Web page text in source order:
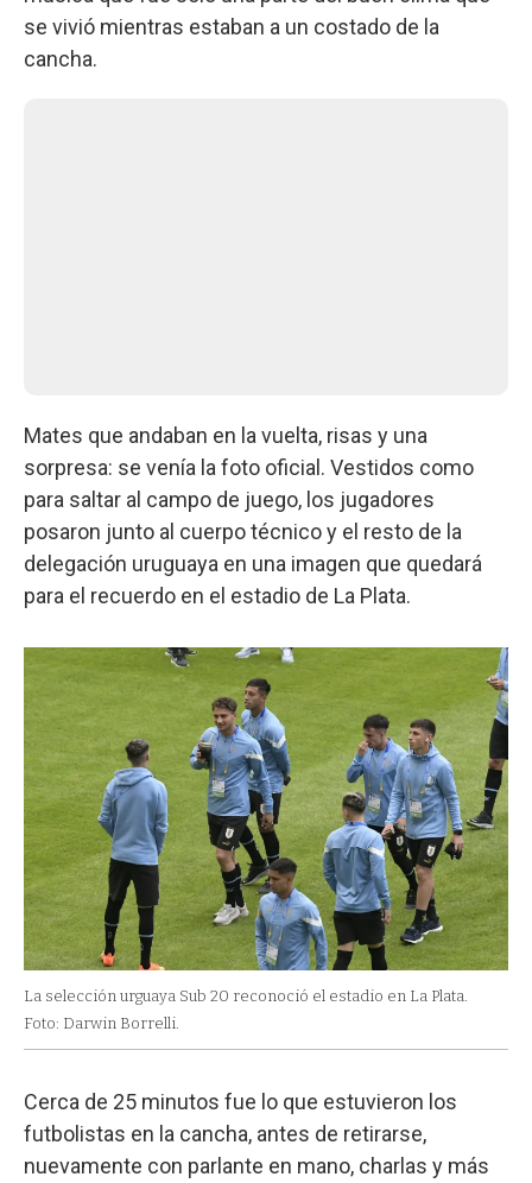
se vivió mientras estaban a un costado de la
cancha.
Mates que andaban en la vuelta, risas y una
sorpresa: se venía la foto oficial. Vestidos como
para saltar al campo de juego, los jugadores
posaron junto al cuerpo técnico y el resto de la
delegación uruguaya en una imagen que quedará
para el recuerdo en el estadio de La Plata.
La selección urguaya Sub 20 reconoció el estadio en La Plata.
Foto: Darwin Borrelli.
Cerca de 25 minutos fue lo que estuvieron los
futbolistas en la cancha, antes de retirarse,
nuevamente con parlante en mano, charlas y más